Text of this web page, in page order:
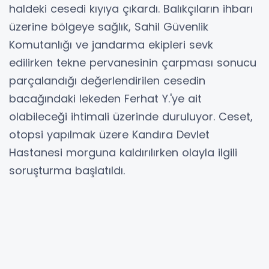
haldeki cesedi kıyıya çıkardı. Balıkçıların ihbarı
üzerine bölgeye sağlık, Sahil Güvenlik
Komutanlığı ve jandarma ekipleri sevk
edilirken tekne pervanesinin çarpması sonucu
parçalandığı değerlendirilen cesedin
bacağındaki lekeden Ferhat Y.'ye ait
olabileceği ihtimali üzerinde duruluyor. Ceset,
otopsi yapılmak üzere Kandıra Devlet
Hastanesi morguna kaldırılırken olayla ilgili
soruşturma başlatıldı.